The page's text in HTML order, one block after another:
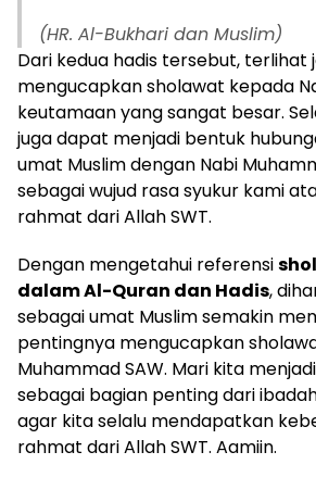
(HR. Al-Bukhari dan Muslim)
Dari kedua hadis tersebut, terlihat
mengucapkan sholawat kepada
keutamaan yang sangat besar.
juga dapat menjadi bentuk
umat Muslim dengan Nabi
sebagai wujud rasa syukur kami
rahmat dari Allah SWT.
Dengan mengetahui referensi
dalam Al-Quran dan Hadis,
sebagai umat Muslim semakin
pentingnya mengucapkan
Muhammad SAW. Mari kita
sebagai bagian penting dari
agar kita selalu mendapatkan
rahmat dari Allah SWT. Aamiin.